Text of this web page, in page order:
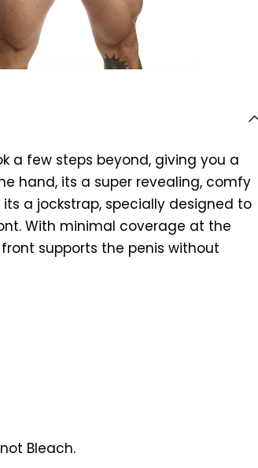
a few steps beyond, giving you a
hand, its a super revealing, comfy
a jockstrap, specially designed to
With minimal coverage at the
supports the penis without
Bleach.